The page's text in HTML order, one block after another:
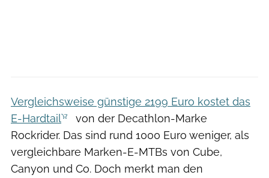
Vergleichsweise günstige 2199 Euro kostet das
E-Hardtail
von der Decathlon-Marke
Rockrider. Das sind rund 1000 Euro weniger, als
vergleichbare Marken-E-MTBs von Cube,
Canyon und Co. Doch merkt man den